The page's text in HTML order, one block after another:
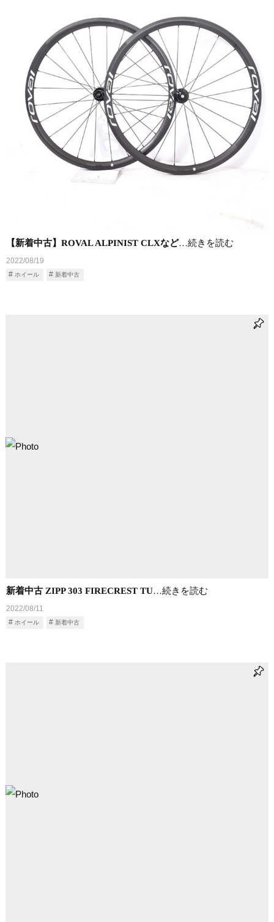
【新着中古】ROVAL ALPINIST CLXなど…続きを読む
2022/08/19
ホイール 新着中古
新着中古 ZIPP 303 FIRECREST TU…続きを読む
2022/08/11
ホイール 新着中古